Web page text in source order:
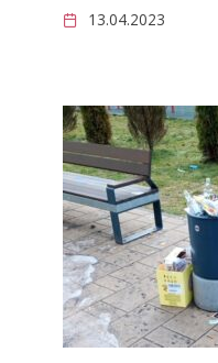
13.04.2023